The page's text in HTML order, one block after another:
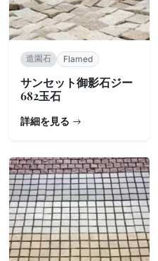
造園石 Flamed
サンセット御影石ジー
682玉石
詳細を見る